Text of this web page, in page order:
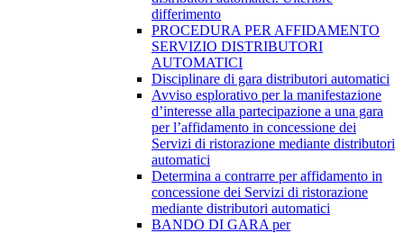
differimento
PROCEDURA PER AFFIDAMENTO
SERVIZIO DISTRIBUTORI
AUTOMATICI
Disciplinare di gara distributori automatici
Avviso esplorativo per la manifestazione
d’interesse alla partecipazione a una gara
per l’affidamento in concessione dei
Servizi di ristorazione mediante distributori
automatici
Determina a contrarre per affidamento in
concessione dei Servizi di ristorazione
mediante distributori automatici
BANDO DI GARA per